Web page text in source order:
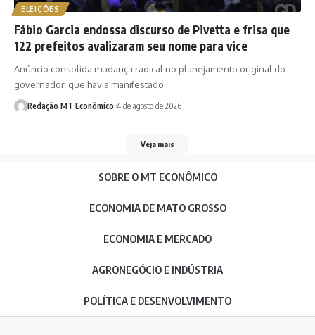
ELEIÇÕES
Fábio Garcia endossa discurso de Pivetta e frisa que
122 prefeitos avalizaram seu nome para vice
Anúncio consolida mudança radical no planejamento original do
governador, que havia manifestado…
Redação MT Econômico 4 de agosto de 2026
Veja mais
SOBRE O MT ECONÔMICO
ECONOMIA DE MATO GROSSO
ECONOMIA E MERCADO
AGRONEGÓCIO E INDÚSTRIA
POLÍTICA E DESENVOLVIMENTO